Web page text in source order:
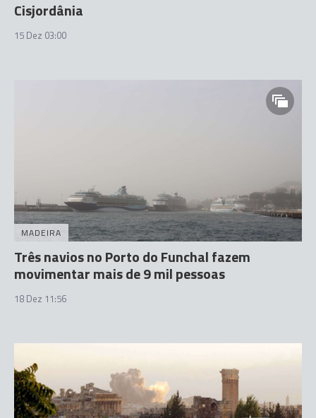
Cisjordânia
15 Dez 03:00
MADEIRA
Três navios no Porto do Funchal fazem
movimentar mais de 9 mil pessoas
18 Dez 11:56